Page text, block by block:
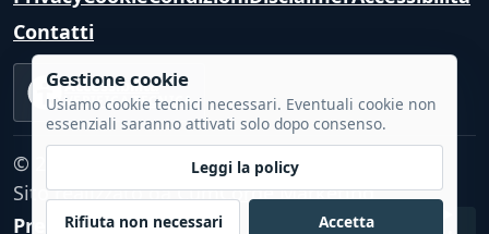
Contatti
Accessibilità
VERIFICA TECNICA
© 2026 - Tutti i diritti riservati.
Sito realizzato daCumCorde Marketing
Preferenze cookie
Gestione cookie
Usiamo cookie tecnici necessari. Eventuali cookie non
essenziali saranno attivati solo dopo consenso.
Leggi la policy
Rifiuta non necessari Accetta